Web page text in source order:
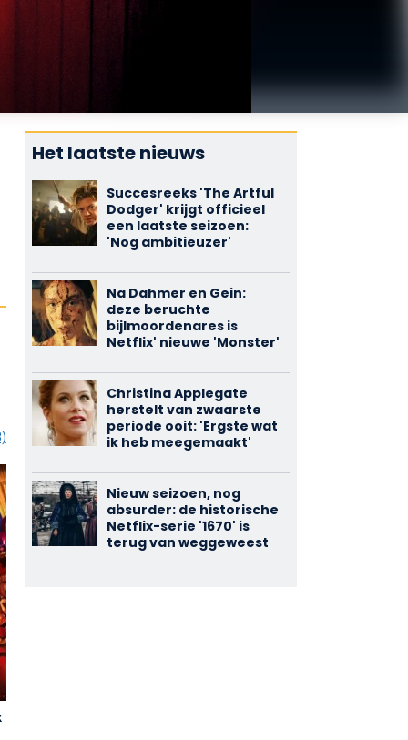
Het laatste nieuws
Succesreeks 'The Artful
Dodger' krijgt officieel
een laatste seizoen:
'Nog ambitieuzer'
Na Dahmer en Gein:
deze beruchte
bijlmoordenares is
Netflix' nieuwe 'Monster'
Christina Applegate
herstelt van zwaarste
periode ooit: 'Ergste wat
ik heb meegemaakt'
Nieuw seizoen, nog
absurder: de historische
Netflix-serie '1670' is
terug van weggeweest